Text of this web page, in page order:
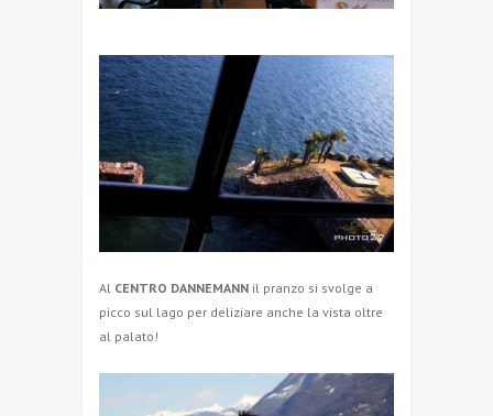
Al CENTRO DANNEMANN il pranzo si svolge a
picco sul lago per deliziare anche la vista oltre
al palato!